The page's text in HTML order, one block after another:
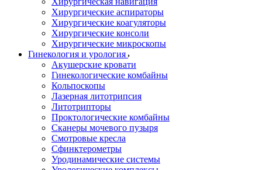
Хирургические аспираторы
Хирургические коагуляторы
Хирургические консоли
Хирургические микроскопы
Гинекология и урология
Акушерские кровати
Гинекологические комбайны
Кольпоскопы
Лазерная литотрипсия
Литотрипторы
Проктологические комбайны
Сканеры мочевого пузыря
Смотровые кресла
Сфинктерометры
Уродинамические системы